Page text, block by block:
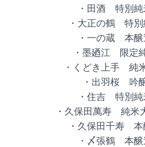
・田酒 特別
・大正の鶴 特
・一の蔵 本
・墨廼江 限定
・くどき上手 純
・出羽桜 吟
・住吉 特別
・久保田萬寿 純米
・久保田千寿
・〆張鶴 本